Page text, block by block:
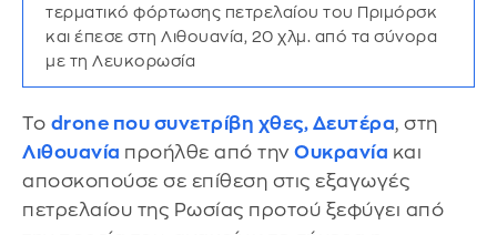
τερματικό φόρτωσης πετρελαίου του Πριμόρσκ
και έπεσε στη Λιθουανία, 20 χλμ. από τα σύνορα
με τη Λευκορωσία
Το drone που συνετρίβη χθες, Δευτέρα, στη
Λιθουανία προήλθε από την Ουκρανία και
αποσκοπούσε σε επίθεση στις εξαγωγές
πετρελαίου της Ρωσίας προτού ξεφύγει από